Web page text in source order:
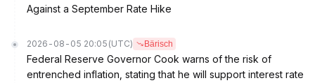
Against a September Rate Hike
2026-08-05 20:05 (UTC) Bärisch
Federal Reserve Governor Cook warns of the risk of
entrenched inflation, stating that he will support interest rate